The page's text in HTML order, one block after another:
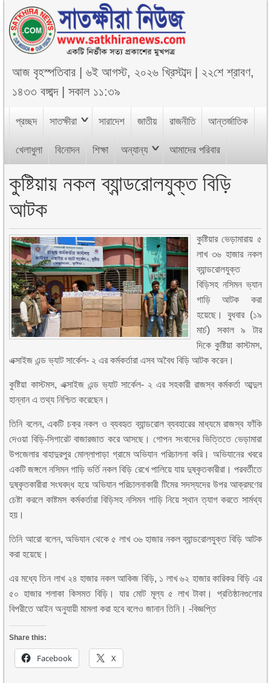
আজবৃহস্পতিবার |৬ই আগস্ট, ২০২৬ খ্রিস্টাব্দ| ২২শে শ্রাবণ,
১৪৩৩ বঙ্গাব্দ|সকাল ১১:৩৯
প্রচ্ছদ সাতক্ষীরা সারাদেশ জাতীয় রাজনীতি আন্তর্জাতিক
খেলাধুলা বিনোদন শিক্ষা অন্যান্য আমাদের পরিবার
কুষ্টিয়ায় নকল ব্যান্ডরোলযুক্ত বিড়ি
আটক
কুষ্টিয়ার ভেড়ামারায় ৫
লাখ ৩৬ হাজার নকল
ব্যান্ডরোলযুক্ত
বিড়িসহ নসিমন ভ্যান
গাড়ি আটক করা
হয়েছে। বুধবার (১৯
মার্চ) সকাল ৯ টার
দিকে কুষ্টিয়া কাস্টমস,
এক্সাইজ এন্ড ভ্যাট সার্কেল- ২ এর কর্মকর্তারা এসব অবৈধ বিড়ি আটক করেন।
কুষ্টিয়া কাস্টমস, এক্সাইজ এন্ড ভ্যাট সার্কেল- ২ এর সহকারী রাজস্ব কর্মকর্তা আব্দুল
হান্নান এ তথ্য নিশ্চিত করেছেন।
তিনি বলেন, একটি চক্র নকল ও ব্যবহৃত ব্যান্ডরোল ব্যবহারের মাধ্যমে রাজস্ব ফাঁকি
দেওয়া বিড়ি-সিগারেট বাজারজাত করে আসছে। গোপন সংবাদের ভিত্তিতে ভেড়ামারা
উপজেলার বাহাদুরপুর মোল্লাপাড়া গ্রামে অভিযান পরিচালনা করি। অভিযানের খবরে
একটি জঙ্গলে নসিমন গাড়ি ভর্তি নকল বিড়ি রেখে পালিয়ে যায় দুষ্কৃতকারীরা। পরবর্তীতে
দুষ্কৃতকারীরা সংঘবদ্ধ হয়ে অভিযান পরিচালনাকারী টিমের সদস্যদের উপর আক্রমণের
চেষ্টা করলে কাষ্টমস কর্মকর্তারা বিড়িসহ নসিমন গাড়ি নিয়ে স্থান ত্যাগ করতে সার্মথ্য
হয়।
তিনি আরো বলেন, অভিযান থেকে ৫ লাখ ৩৬ হাজার নকল ব্যান্ডরোলযুক্ত বিড়ি আটক
করা হয়েছে।
এর মধ্যে তিন লাখ ২৪ হাজার নকল আকিজ বিড়ি, ১ লাখ ৬২ হাজার কারিকর বিড়ি এর
৫০ হাজার শলাকা কিসমত বিড়ি। যার মোট মূল্য ৫ লাখ টাকা। প্রতিষ্ঠানগুলোর
বিপরীতে আইন অনুযায়ী মামলা করা হবে বলেও জানান তিনি। -বিজ্ঞপ্তি
Share this:
Facebook X